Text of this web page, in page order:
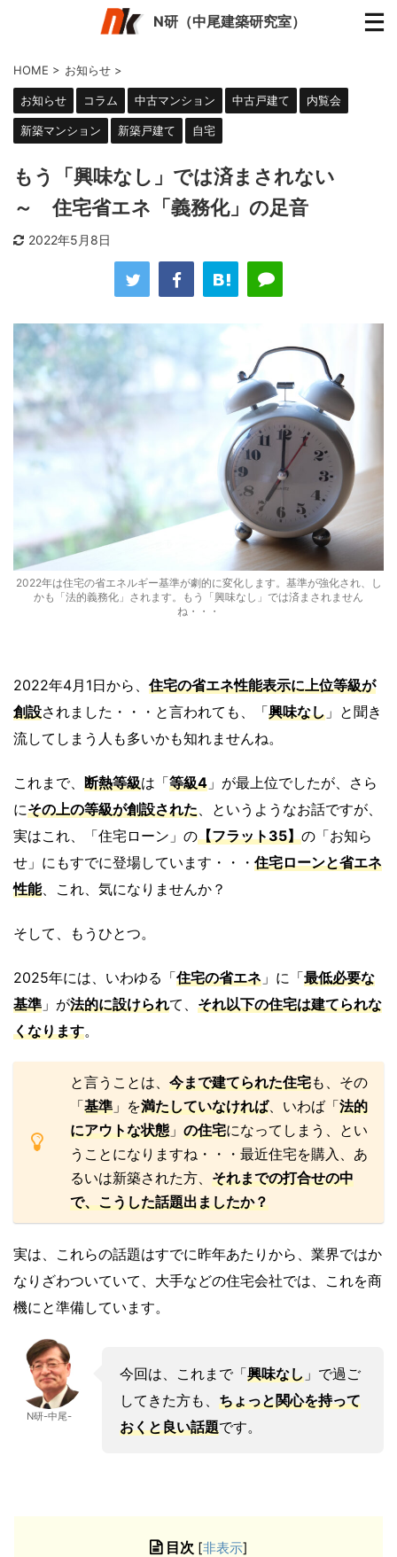
N研（中尾建築研究室）
HOME > お知らせ >
お知らせ コラム 中古マンション 中古戸建て 内覧会
新築マンション 新築戸建て 自宅
もう「興味なし」では済まされない
～ 住宅省エネ「義務化」の足音
2022年5月8日
2022年は住宅の省エネルギー基準が劇的に変化します。基準が強化され、し
かも「法的義務化」されます。もう「興味なし」では済まされません
ね・・・
2022年4月1日から、 住宅の省エネ性能表示に上位等級が
創設されました・・・と言われても、「興味なし 」と聞き
流してしまう人も多いかも知れませんね。
これまで、 断熱等級は「等級4 」が最上位でしたが、さら
にその上の等級が創設された 、というようなお話ですが、
実はこれ、「住宅ローン」の【フラット35】の「お知ら
せ」にもすでに登場しています・・・ 住宅ローンと省エネ
性能、これ、気になりませんか？
そして、もうひとつ。
2025年には、いわゆる「住宅の省エネ 」に「最低必要な
基準 」が法的に設けられて、 それ以下の住宅は建てられな
くなります。
と言うことは、 今まで建てられた住宅も、その
「基準 」を満たしていなければ、いわば「法的
にアウトな状態 」 の住宅になってしまう、とい
うことになりますね・・・最近住宅を購入、あ
るいは新築された方、 それまでの打合せの中
で、こうした話題出ましたか？
実は、これらの話題はすでに昨年あたりから、業界ではか
なりざわついていて、大手などの住宅会社では、これを商
機にと準備しています。
N研-中尾-
今回は、これまで「興味なし 」で過ご
してきた方も、 ちょっと関心を持って
おくと良い話題です。
目次 [非表示]